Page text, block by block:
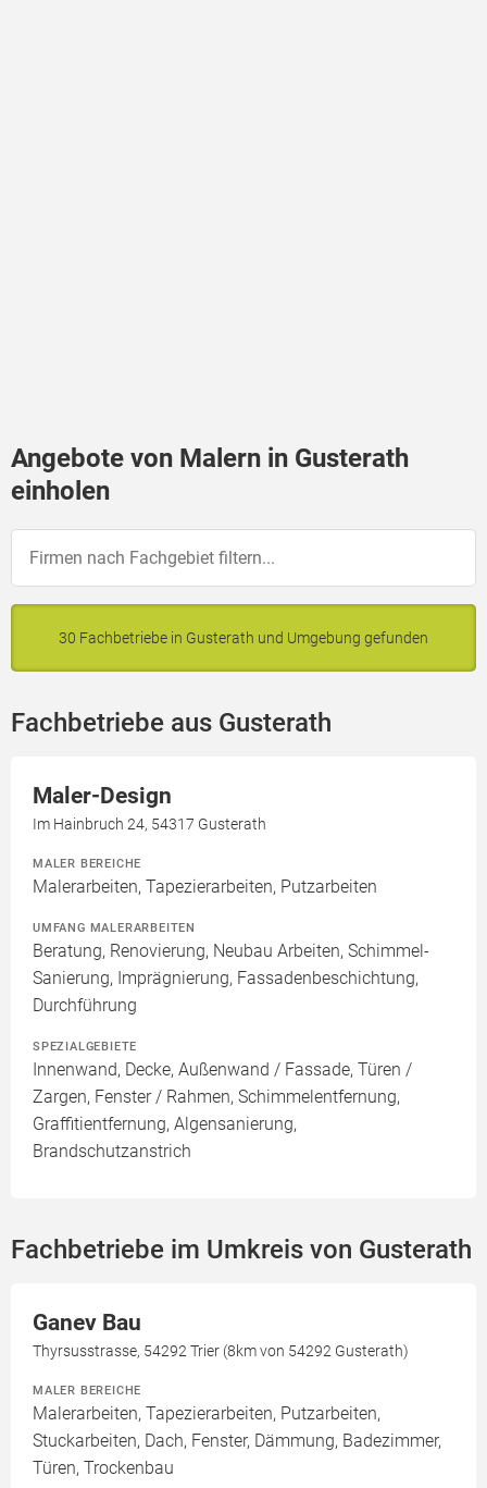
Angebote von Malern in Gusterath
einholen
30 Fachbetriebe in Gusterath und Umgebung gefunden
Fachbetriebe aus Gusterath
Maler-Design
Im Hainbruch 24, 54317 Gusterath
MALER BEREICHE
Malerarbeiten, Tapezierarbeiten, Putzarbeiten
UMFANG MALERARBEITEN
Beratung, Renovierung, Neubau Arbeiten, Schimmel-
Sanierung, Imprägnierung, Fassadenbeschichtung,
Durchführung
SPEZIALGEBIETE
Innenwand, Decke, Außenwand / Fassade, Türen /
Zargen, Fenster / Rahmen, Schimmelentfernung,
Graffitientfernung, Algensanierung,
Brandschutzanstrich
Fachbetriebe im Umkreis von Gusterath
Ganev Bau
Thyrsusstrasse, 54292 Trier (8km von 54292 Gusterath)
MALER BEREICHE
Malerarbeiten, Tapezierarbeiten, Putzarbeiten,
Stuckarbeiten, Dach, Fenster, Dämmung, Badezimmer,
Türen, Trockenbau